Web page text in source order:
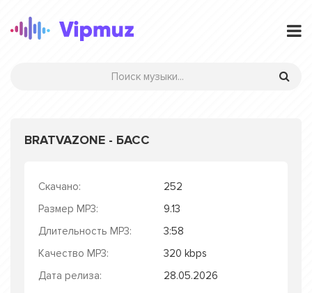
BRATVAZONE - БАСС
Скачано:
252
Размер MP3:
9.13
Длительность MP3:
3:58
Качество MP3:
320 kbps
Дата релиза:
28.05.2026